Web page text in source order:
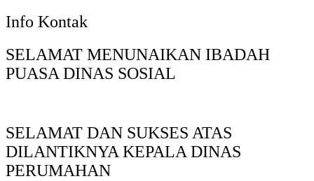
Info Kontak
SELAMAT MENUNAIKAN IBADAH
PUASA DINAS SOSIAL
SELAMAT DAN SUKSES ATAS
DILANTIKNYA KEPALA DINAS
PERUMAHAN